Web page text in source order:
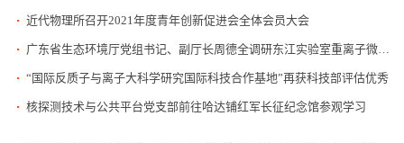
近代物理所召开2021年度青年创新促进会全体会员大会
广东省生态环境厅党组书记、副厅长周德全调研东江实验室重离子微孔膜污水处理创新示范工程项目
“国际反质子与离子大科学研究国际科技合作基地”再获科技部评估优秀
核探测技术与公共平台党支部前往哈达铺红军长征纪念馆参观学习